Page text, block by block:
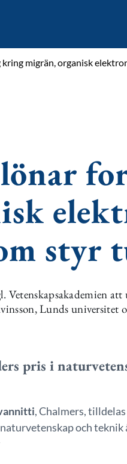
migrän, organisk
Vetenskapsakademien
Lunds universitet
pris i
, Chalmers, tilldelas
och teknik